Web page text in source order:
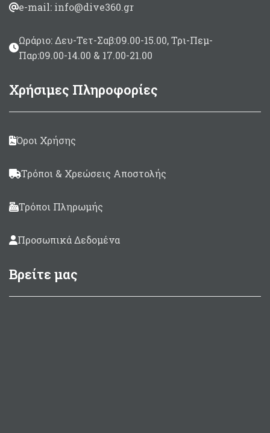
e-mail: info@dive360.gr
Ωράριο: Δευ-Τετ-Σαβ:09.00-15.00, Τρι-Πεμ-
Παρ:09.00-14.00 & 17.00-21.00
Χρήσιμες Πληροφορίες
Όροι Χρήσης
Τρόποι & Χρεώσεις Αποστολής
Τρόποι Πληρωμής
Προσωπικά Δεδομένα
Βρείτε μας